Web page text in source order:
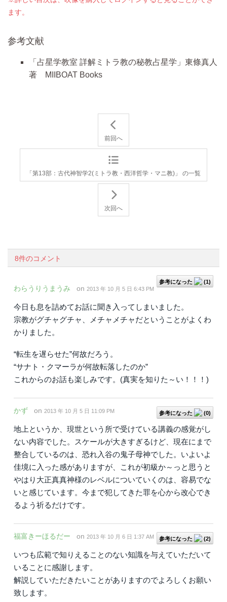
ます。
参考文献
「占星学教室 詳解ミトラ教の秘教占星学」東條真人
著 MIIBOAT Books
前回へ
「第13部：古代神智学2(ミトラ教・西洋哲学・マニ教)」 の一覧
次回へ
8件のコメント
参考になった (1)
わらうりうまうみ on 2013 年 10 月 5 日 6:43 PM
今日も息を詰めてお話に聞き入ってしまいました。
宗教がグチャグチャ、メチャメチャだということがよくわ
かりました。
“転生を遅らせた”何故だろう。
“サナト・クマーラが何故転落したのか”
これからのお話も楽しみです。(真実を知りた～い！！！)
参考になった (0)
かず on 2013 年 10 月 5 日 11:09 PM
地上というか、現世という所で受けている講義の感覚がし
ない内容でした。スケールが大きすぎるけど、現在にまで
整合しているのは、恐れ入谷の鬼子母神でした。いよいよ
佳境に入った感がありますが、これが初級か～っと思うと
やはり大正真真神様のレベルについていくのは、容易でな
いと感じています。今まで犯してきた罪を心から改心でき
るよう祈るだけです。
参考になった (2)
福富きーほるだー on 2013 年 10 月 6 日 1:37 AM
いつも広範で知りえることのない知識を与えていただいて
いることに感謝します。
解説していただきたいことがありますのでよろしくお願い
致します。